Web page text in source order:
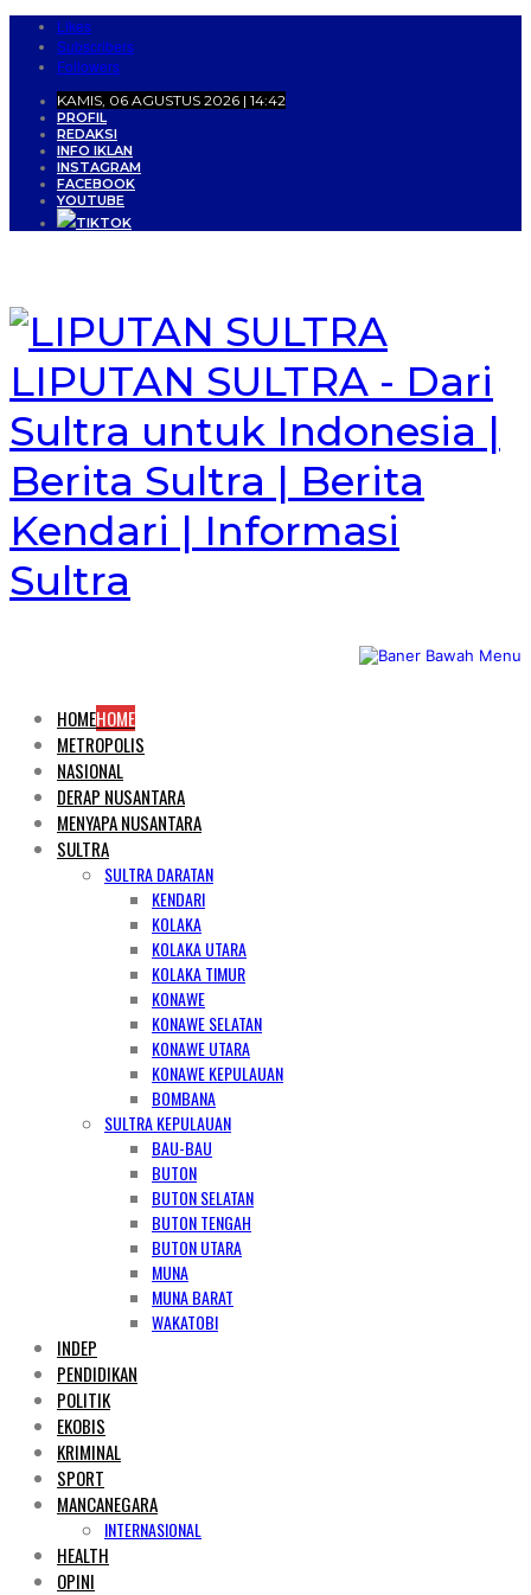
Likes
Subscribers
Followers
KAMIS, 06 AGUSTUS 2026 | 14:42
PROFIL
REDAKSI
INFO IKLAN
INSTAGRAM
FACEBOOK
YOUTUBE
TIKTOK
LIPUTAN SULTRA - Dari
Sultra untuk Indonesia |
Berita Sultra | Berita
Kendari | Informasi
Sultra
HOMEHOME
METROPOLIS
NASIONAL
DERAP NUSANTARA
MENYAPA NUSANTARA
SULTRA
SULTRA DARATAN
KENDARI
KOLAKA
KOLAKA UTARA
KOLAKA TIMUR
KONAWE
KONAWE SELATAN
KONAWE UTARA
KONAWE KEPULAUAN
BOMBANA
SULTRA KEPULAUAN
BAU-BAU
BUTON
BUTON SELATAN
BUTON TENGAH
BUTON UTARA
MUNA
MUNA BARAT
WAKATOBI
INDEP
PENDIDIKAN
POLITIK
EKOBIS
KRIMINAL
SPORT
MANCANEGARA
INTERNASIONAL
HEALTH
OPINI